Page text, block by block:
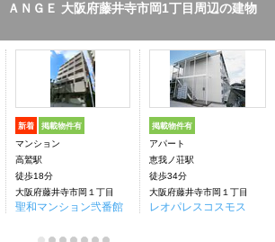
ＮＧＥ 大阪府藤井寺市岡1丁目周辺の建物
新着 掲載物件有
マンション
高鷲駅
徒歩18分
大阪府藤井寺市岡１丁目
聖和マンション弐番館
掲載物件有
アパート
恵我ノ荘駅
徒歩34分
大阪府藤井寺市岡１丁目
レオパレスコスモス